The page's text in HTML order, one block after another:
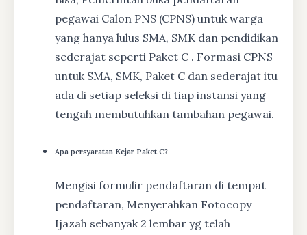
pegawai Calon PNS (CPNS) untuk warga
yang hanya lulus SMA, SMK dan pendidikan
sederajat seperti Paket C . Formasi CPNS
untuk SMA, SMK, Paket C dan sederajat itu
ada di setiap seleksi di tiap instansi yang
tengah membutuhkan tambahan pegawai.
Apa persyaratan Kejar Paket C?
Mengisi formulir pendaftaran di tempat
pendaftaran, Menyerahkan Fotocopy
Ijazah sebanyak 2 lembar yg telah